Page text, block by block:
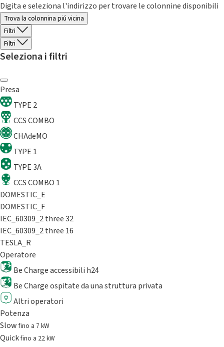
Digita e seleziona l'indirizzo per trovare le colonnine disponibili
Trova la colonnina piú vicina
Filtri
Filtri
Seleziona i filtri
Presa
TYPE 2
CCS COMBO
CHAdeMO
TYPE 1
TYPE 3A
CCS COMBO 1
DOMESTIC_E
DOMESTIC_F
IEC_60309_2 three 32
IEC_60309_2 three 16
TESLA_R
Operatore
Be Charge accessibili h24
Be Charge ospitate da una struttura privata
Altri operatori
Potenza
Slowfino a 7 kW
Quickfino a 22 kW